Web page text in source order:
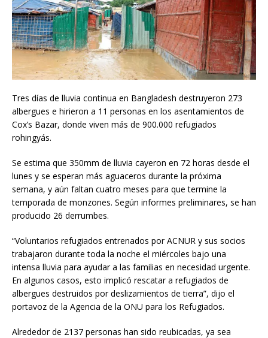
Tres días de lluvia continua en Bangladesh destruyeron 273
albergues e hirieron a 11 personas en los asentamientos de
Cox’s Bazar, donde viven más de 900.000 refugiados
rohingyás.
Se estima que 350mm de lluvia cayeron en 72 horas desde el
lunes y se esperan más aguaceros durante la próxima
semana, y aún faltan cuatro meses para que termine la
temporada de monzones. Según informes preliminares, se han
producido 26 derrumbes.
“Voluntarios refugiados entrenados por ACNUR y sus socios
trabajaron durante toda la noche el miércoles bajo una
intensa lluvia para ayudar a las familias en necesidad urgente.
En algunos casos, esto implicó rescatar a refugiados de
albergues destruidos por deslizamientos de tierra”, dijo el
portavoz de la Agencia de la ONU para los Refugiados.
Alrededor de 2137 personas han sido reubicadas, ya sea